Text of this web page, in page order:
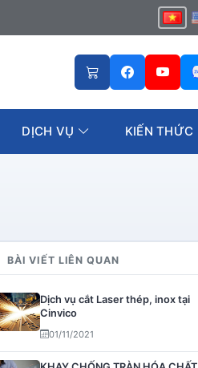
DỊCH VỤ KIẾN THỨC
BÀI VIẾT LIÊN QUAN
Dịch vụ cắt Laser thép, inox tại
Cinvico
01/11/2021